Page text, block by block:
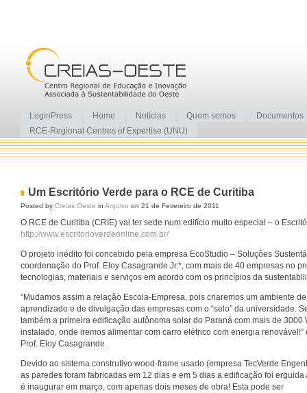
LoginPress Home Notícias Quem somos
Documentos
RCE-Regional Centres of Expertise (UNU)
Um Escritório Verde para o RCE de Curitiba
Posted by Creias Oeste in Arquivo on 21 de Fevereiro de 2011
O RCE de Curitiba (CRIE) vai ter sede num edifício muito especial – o
http://www.escritorioverdeonline.com.br/
O projeto inédito foi concebido pela empresa EcoStudio – Soluções
coordenação do Prof. Eloy Casagrande Jr.*, com mais de 40 empresas no
tecnologias, materiais e serviços em acordo com os princípios da
“Mudamos assim a relação Escola-Empresa, pois criaremos um ambiente de
aprendizado e de divulgação das empresas com o “selo” da universidade.
também a primeira edificação autônoma solar do Paraná com mais de 3000
instalado, onde iremos alimentar com carro elétrico com energia renovável!”
Prof. Eloy Casagrande.
Devido ao sistema construtivo wood-frame usado (empresa TecVerde
as paredes foram fabricadas em 12 dias e em 5 dias a edificação foi erguida
é inaugurar em março, com apenas dois meses de obra! Esta pode ser